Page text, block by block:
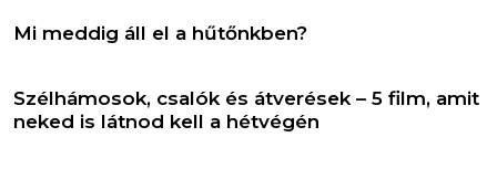
Mi meddig áll el a hűtőnkben?
Szélhámosok, csalók és átverések – 5 film, amit
neked is látnod kell a hétvégén